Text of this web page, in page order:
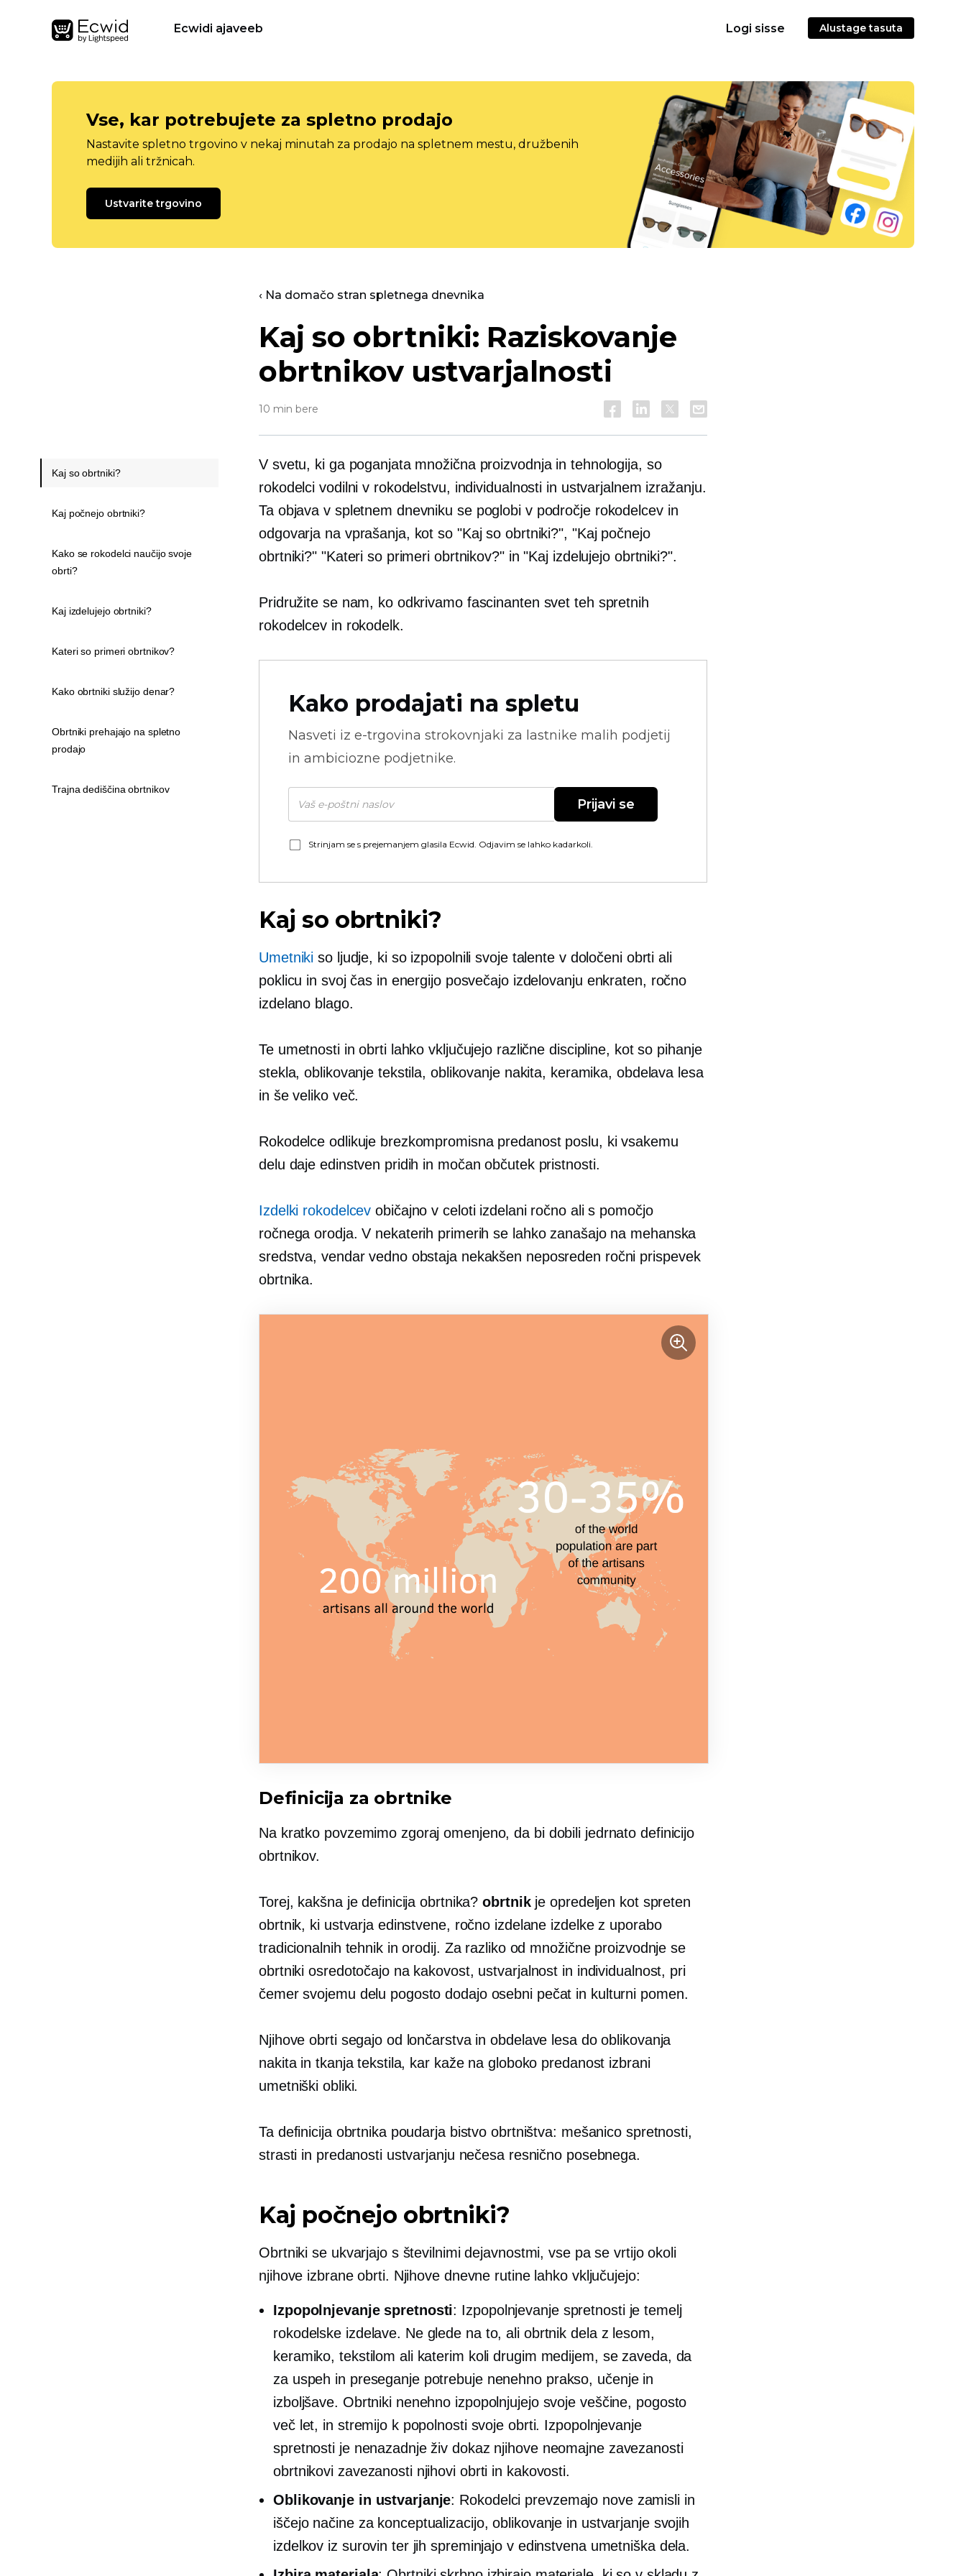
Ecwidi ajaveeb Logi sisse Alustage tasuta
Vse, kar potrebujete za spletno prodajo
Nastavite spletno trgovino v nekaj minutah za prodajo na spletnem mestu, družbenih
medijih ali tržnicah.
Ustvarite trgovino
‹ Na domačo stran spletnega dnevnika
Kaj so obrtniki: Raziskovanje
obrtnikov ustvarjalnosti
10 min bere
V svetu, ki ga poganjata množična proizvodnja in tehnologija, so
rokodelci vodilni v rokodelstvu, individualnosti in ustvarjalnem izražanju.
Ta objava v spletnem dnevniku se poglobi v področje rokodelcev in
odgovarja na vprašanja, kot so "Kaj so obrtniki?", "Kaj počnejo
obrtniki?" "Kateri so primeri obrtnikov?" in "Kaj izdelujejo obrtniki?".
Pridružite se nam, ko odkrivamo fascinanten svet teh spretnih
rokodelcev in rokodelk.
Kako prodajati na spletu
Nasveti iz e-trgovina strokovnjaki za lastnike malih podjetij
in ambiciozne podjetnike.
Prijavi se
Strinjam se s prejemanjem glasila Ecwid. Odjavim se lahko kadarkoli.
Kaj so obrtniki?
Umetniki so ljudje, ki so izpopolnili svoje talente v določeni obrti ali
poklicu in svoj čas in energijo posvečajo izdelovanju enkraten, ročno
izdelano blago.
Te umetnosti in obrti lahko vključujejo različne discipline, kot so pihanje
stekla, oblikovanje tekstila, oblikovanje nakita, keramika, obdelava lesa
in še veliko več.
Rokodelce odlikuje brezkompromisna predanost poslu, ki vsakemu
delu daje edinstven pridih in močan občutek pristnosti.
Izdelki rokodelcev običajno v celoti izdelani ročno ali s pomočjo
ročnega orodja. V nekaterih primerih se lahko zanašajo na mehanska
sredstva, vendar vedno obstaja nekakšen neposreden ročni prispevek
obrtnika.
Definicija za obrtnike
Na kratko povzemimo zgoraj omenjeno, da bi dobili jedrnato definicijo
obrtnikov.
Torej, kakšna je definicija obrtnika?obrtnikje opredeljen kot spreten
obrtnik, ki ustvarja edinstvene, ročno izdelane izdelke z uporabo
tradicionalnih tehnik in orodij. Za razliko od množične proizvodnje se
obrtniki osredotočajo na kakovost, ustvarjalnost in individualnost, pri
čemer svojemu delu pogosto dodajo osebni pečat in kulturni pomen.
Njihove obrti segajo od lončarstva in obdelave lesa do oblikovanja
nakita in tkanja tekstila, kar kaže na globoko predanost izbrani
umetniški obliki.
Ta definicija obrtnika poudarja bistvo obrtništva: mešanico spretnosti,
strasti in predanosti ustvarjanju nečesa resnično posebnega.
Kaj počnejo obrtniki?
Obrtniki se ukvarjajo s številnimi dejavnostmi, vse pa se vrtijo okoli
njihove izbrane obrti. Njihove dnevne rutine lahko vključujejo:
Izpopolnjevanje spretnosti: Izpopolnjevanje spretnosti je temelj
rokodelske izdelave. Ne glede na to, ali obrtnik dela z lesom,
keramiko, tekstilom ali katerim koli drugim medijem, se zaveda, da
za uspeh in preseganje potrebuje nenehno prakso, učenje in
izboljšave. Obrtniki nenehno izpopolnjujejo svoje veščine, pogosto
več let, in stremijo k popolnosti svoje obrti. Izpopolnjevanje
spretnosti je nenazadnje živ dokaz njihove neomajne zavezanosti
obrtnikovi zavezanosti njihovi obrti in kakovosti.
Oblikovanje in ustvarjanje: Rokodelci prevzemajo nove zamisli in
iščejo načine za konceptualizacijo, oblikovanje in ustvarjanje svojih
izdelkov iz surovin ter jih spreminjajo v edinstvena umetniška dela.
Kaj so obrtniki?
Kaj počnejo obrtniki?
Kako se rokodelci naučijo svoje
obrti?
Kaj izdelujejo obrtniki?
Kateri so primeri obrtnikov?
Kako obrtniki služijo denar?
Obrtniki prehajajo na spletno
prodajo
Trajna dediščina obrtnikov